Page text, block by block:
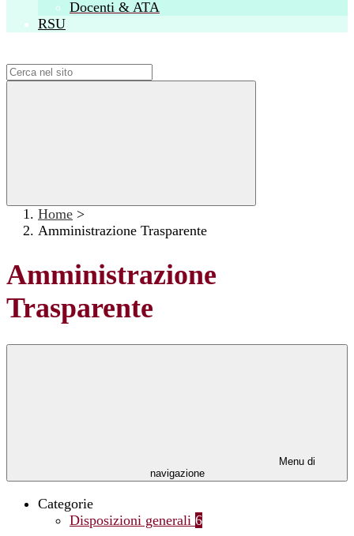
Docenti & ATA
RSU
Home >
Amministrazione Trasparente
Amministrazione
Trasparente
Menu di
navigazione
Categorie
Disposizioni generali 6